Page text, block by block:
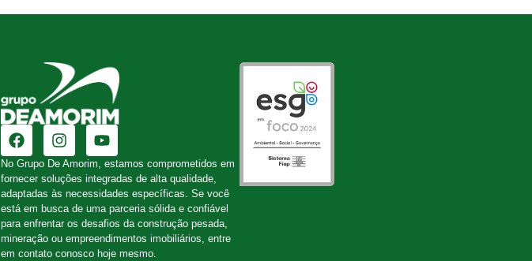
No Grupo De Amorim, estamos comprometidos em
fornecer soluções integradas de alta qualidade,
adaptadas às necessidades específicas. Se você
está em busca de uma parceria sólida e confiável
para enfrentar os desafios da construção pesada,
mineração ou empreendimentos imobiliários, entre
em contato conosco hoje mesmo.